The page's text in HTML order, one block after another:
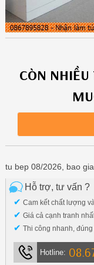
CÒN NHIỀU
tu bep 08/2026, bao
Hỗ trợ, tư vấn ?
✔ Cam kết chất lượng
✔ Giá cả cạnh tranh
✔ Thi công nhanh,
Hotline: